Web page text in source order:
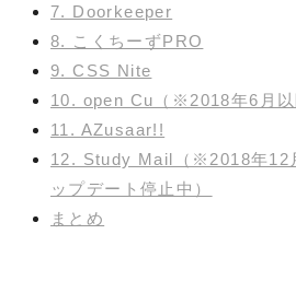
7. Doorkeeper
8. こくちーずPRO
9. CSS Nite
10. open Cu（※2018年6月以
11. AZusaar!!
12. Study Mail（※2018年12
ップデート停止中）
まとめ